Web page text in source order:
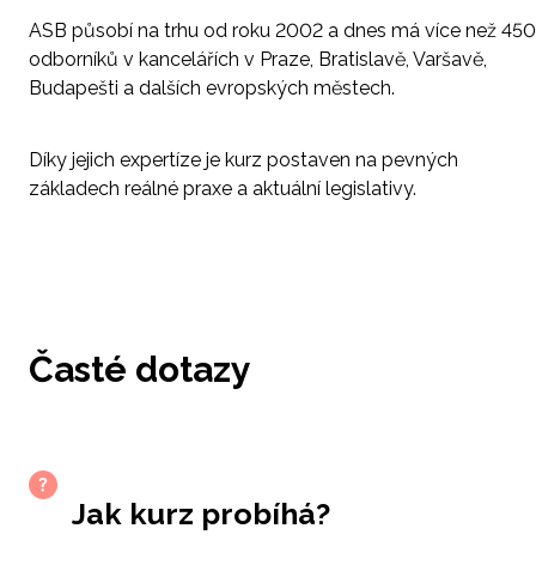
ASB působí na trhu od roku 2002 a dnes má více než 450
odborníků v kancelářích v Praze, Bratislavě, Varšavě,
Budapešti a dalších evropských městech.
Díky jejich expertíze je kurz postaven na pevných
základech reálné praxe a aktuální legislativy.
Časté dotazy
Jak kurz probíhá?